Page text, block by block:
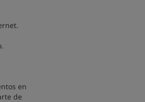
en
de